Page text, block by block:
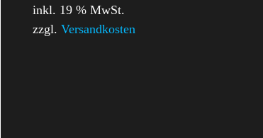
inkl. 19 % MwSt.
zzgl. Versandkosten